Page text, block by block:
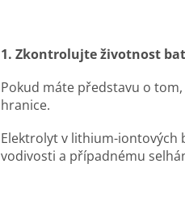
1. Zkontrolujte životnost
Pokud máte představu o
hranice.
Elektrolyt v lithium-iontových
vodivosti a případnému